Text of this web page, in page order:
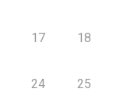
17 18
24 25